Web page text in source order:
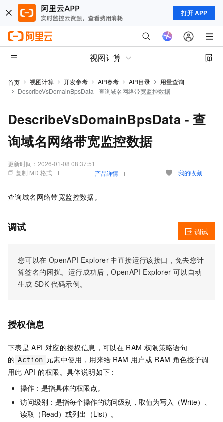
打开 APP
视图计算
首页 视图计算 开发参考 API参考 API目录
用量查询
DescribeVsDomainBpsData - 查询域名网络带宽监控数据
DescribeVsDomainBpsData - 查
询域名网络带宽监控数据
更新时间： 2026-01-08 08:37:51
复制 MD 格式
产品详情 我的收藏
查询域名网络带宽监控数据。
调试
您可以在 OpenAPI Explorer 中直接运行该接口，免去您计
算签名的困扰。运行成功后，OpenAPI Explorer 可以自动
生成 SDK 代码示例。
调试
授权信息
下表是 API 对应的授权信息，可以在 RAM 权限策略语句
的 Action 元素中使用，用来给 RAM 用户或 RAM 角色授予调
用此 API 的权限。具体说明如下：
操作：是指具体的权限点。
访问级别：是指每个操作的访问级别，取值为写入（Write）、
读取（Read）或列出（List）。